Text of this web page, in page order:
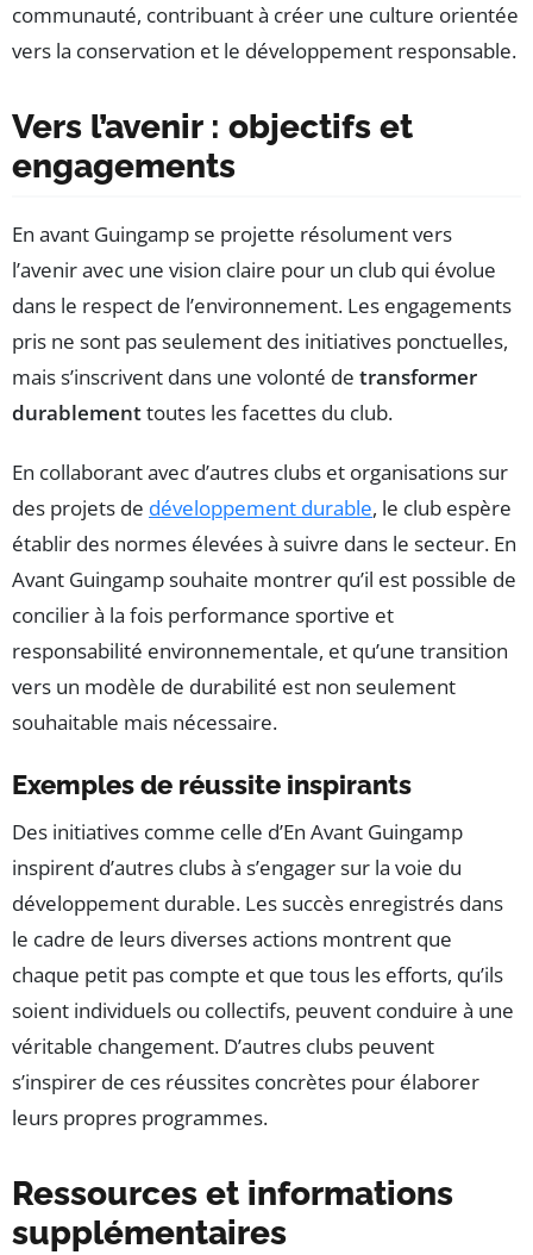
communauté, contribuant à créer une culture orientée
vers la conservation et le développement responsable.
Vers l’avenir : objectifs et
engagements
En avant Guingamp se projette résolument vers
l’avenir avec une vision claire pour un club qui évolue
dans le respect de l’environnement. Les engagements
pris ne sont pas seulement des initiatives ponctuelles,
mais s’inscrivent dans une volonté de transformer
durablementtoutes les facettes du club.
En collaborant avec d’autres clubs et organisations sur
des projets de développement durable, le club espère
établir des normes élevées à suivre dans le secteur. En
Avant Guingamp souhaite montrer qu’il est possible de
concilier à la fois performance sportive et
responsabilité environnementale, et qu’une transition
vers un modèle de durabilité est non seulement
souhaitable mais nécessaire.
Exemples de réussite inspirants
Des initiatives comme celle d’En Avant Guingamp
inspirent d’autres clubs à s’engager sur la voie du
développement durable. Les succès enregistrés dans
le cadre de leurs diverses actions montrent que
chaque petit pas compte et que tous les efforts, qu’ils
soient individuels ou collectifs, peuvent conduire à une
véritable changement. D’autres clubs peuvent
s’inspirer de ces réussites concrètes pour élaborer
leurs propres programmes.
Ressources et informations
supplémentaires